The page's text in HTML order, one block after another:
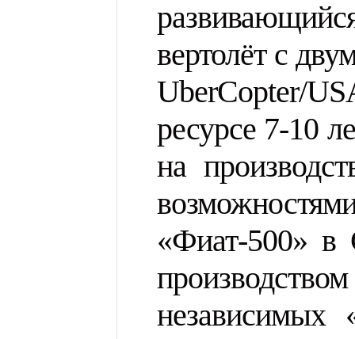
вертолёт с
UberCopter/
ресурсе 7-10
на
«Фиат-500» в
независимых